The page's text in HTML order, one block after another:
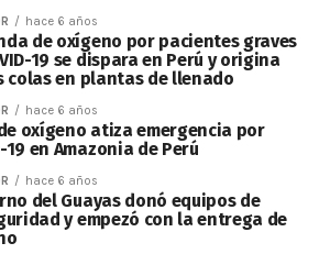
hace 6 años
de oxígeno por pacientes graves
19 se dispara en Perú y origina
colas en plantas de llenado
hace 6 años
oxígeno atiza emergencia por
19 en Amazonia de Perú
hace 6 años
del Guayas donó equipos de
y empezó con la entrega de